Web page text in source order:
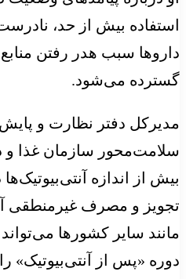
استفاده بیش از حد،
داروها سبب هدر رفتن
گسترده می‌شود.
مدیرکل دفتر نظارت و
سلامت‌محور سازمان غذا و
بیش از اندازه
تجویز و مصرف غیرمنطقی
مانند سایر کشورها
دوره «پس از آنتی‌بیوتیک»